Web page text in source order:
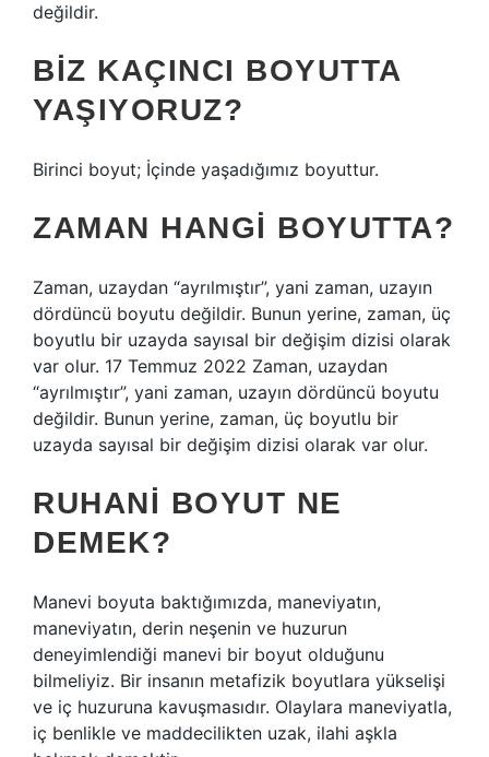
değildir.
BIZ KAÇINCI BOYUTTA
YAŞIYORUZ?
Birinci boyut; İçinde yaşadığımız boyuttur.
ZAMAN HANGI BOYUTTA?
Zaman, uzaydan “ayrılmıştır”, yani zaman, uzayın
dördüncü boyutu değildir. Bunun yerine, zaman, üç
boyutlu bir uzayda sayısal bir değişim dizisi olarak
var olur. 17 Temmuz 2022 Zaman, uzaydan
“ayrılmıştır”, yani zaman, uzayın dördüncü boyutu
değildir. Bunun yerine, zaman, üç boyutlu bir
uzayda sayısal bir değişim dizisi olarak var olur.
RUHANI BOYUT NE
DEMEK?
Manevi boyuta baktığımızda, maneviyatın,
maneviyatın, derin neşenin ve huzurun
deneyimlendiği manevi bir boyut olduğunu
bilmeliyiz. Bir insanın metafizik boyutlara yükselişi
ve iç huzuruna kavuşmasıdır. Olaylara maneviyatla,
iç benlikle ve maddecilikten uzak, ilahi aşkla